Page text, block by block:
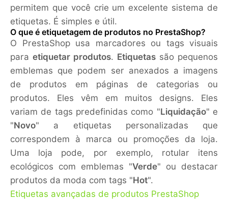
permitem que você crie um excelente sistema de
etiquetas. É simples e útil.
O que é etiquetagem de produtos no PrestaShop?
O PrestaShop usa marcadores ou tags visuais
para etiquetar produtos. Etiquetas são pequenos
emblemas que podem ser anexados a imagens
de produtos em páginas de categorias ou
produtos. Eles vêm em muitos designs. Eles
variam de tags predefinidas como "Liquidação" e
"Novo" a etiquetas personalizadas que
correspondem à marca ou promoções da loja.
Uma loja pode, por exemplo, rotular itens
ecológicos com emblemas "Verde" ou destacar
produtos da moda com tags "Hot".
Etiquetas avançadas de produtos PrestaShop